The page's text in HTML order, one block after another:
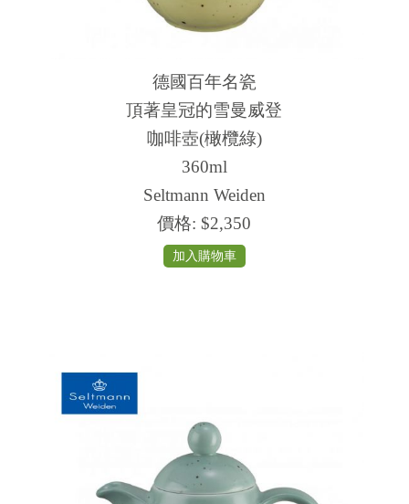
德國百年名瓷
頂著皇冠的雪曼威登
咖啡壺(橄欖綠)
360ml
Seltmann Weiden
價格: $2,350
加入購物車